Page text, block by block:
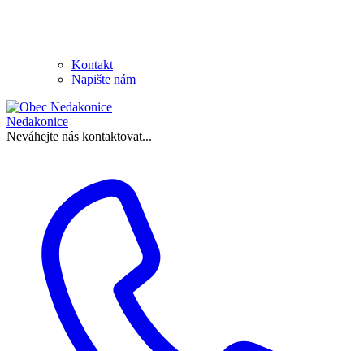
Kontakt
Napište nám
Nedakonice
Neváhejte nás kontaktovat...